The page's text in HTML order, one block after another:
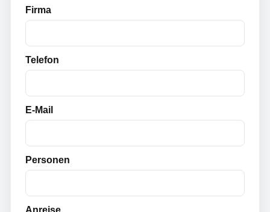
Firma
Telefon
E-Mail
Personen